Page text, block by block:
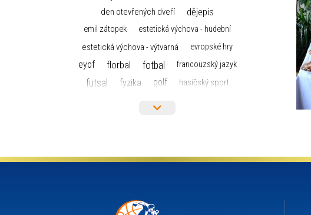
den otevřených dveří dějepis
emil zátopek estetická výchova - hudební
estetická výchova - výtvarná evropské hry
eyof florbal fotbal francouzský jazyk
futsal fyzika golf hasičský sport
moderní gymnastika